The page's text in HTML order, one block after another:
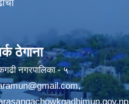
ठेगाना
नगरपालिका - ५
,